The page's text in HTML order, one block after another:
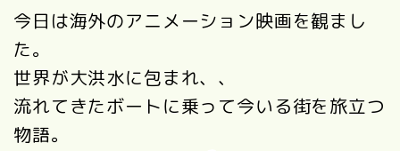
今日は海外のアニメーション映画を観まし
た。
世界が大洪水に包まれ、、
流れてきたボートに乗って今いる街を旅立つ
物語。